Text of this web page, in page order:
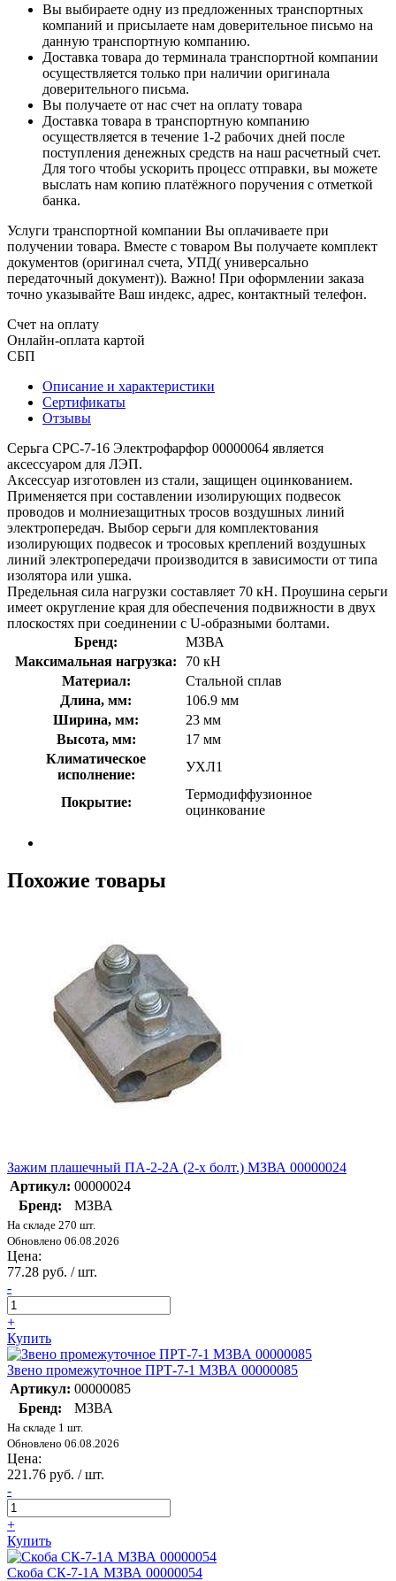
Вы выбираете одну из предложенных транспортных
компаний и присылаете нам доверительное письмо на
данную транспортную компанию.
Доставка товара до терминала транспортной компании
осуществляется только при наличии оригинала
доверительного письма.
Вы получаете от нас счет на оплату товара
Доставка товара в транспортную компанию
осуществляется в течение 1-2 рабочих дней после
поступления денежных средств на наш расчетный счет.
Для того чтобы ускорить процесс отправки, вы можете
выслать нам копию платёжного поручения с отметкой
банка.
Услуги транспортной компании Вы оплачиваете при
получении товара. Вместе с товаром Вы получаете комплект
документов (оригинал счета, УПД( универсально
передаточный документ)). Важно! При оформлении заказа
точно указывайте Ваш индекс, адрес, контактный телефон.
Счет на оплату
Онлайн-оплата картой
СБП
Описание и характеристики
Сертификаты
Отзывы
Серьга СРС-7-16 Электрофарфор 00000064 является
аксессуаром для ЛЭП.
Аксессуар изготовлен из стали, защищен оцинкованием.
Применяется при составлении изолирующих подвесок
проводов и молниезащитных тросов воздушных линий
электропередач. Выбор серьги для комплектования
изолирующих подвесок и тросовых креплений воздушных
линий электропередачи производится в зависимости от типа
изолятора или ушка.
Предельная сила нагрузки составляет 70 кН. Проушина серьги
имеет округление края для обеспечения подвижности в двух
плоскостях при соединении с U-образными болтами.
Бренд:
МЗВА
Максимальная нагрузка:
70 кН
Материал:
Стальной сплав
Длина, мм:
106.9 мм
Ширина, мм:
23 мм
Высота, мм:
17 мм
Климатическое
исполнение:
УХЛ1
Покрытие:
Термодиффузионное
оцинкование
Похожие товары
Зажим плашечный ПА-2-2А (2-х болт.) МЗВА 00000024
Артикул: 00000024
Бренд:
МЗВА
На складе 270 шт.
Обновлено 06.08.2026
Цена:
77.28 руб. / шт.
-
+
Купить
Звено промежуточное ПРТ-7-1 МЗВА 00000085
Артикул: 00000085
Бренд:
МЗВА
На складе 1 шт.
Обновлено 06.08.2026
Цена:
221.76 руб. / шт.
-
+
Купить
Скоба СК-7-1А МЗВА 00000054